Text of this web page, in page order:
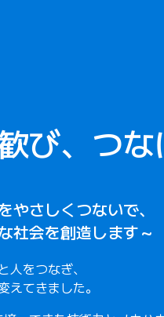
び、 つ
やさしくつないで、
社会を創造します～
⼈をつなぎ、
えてきました。